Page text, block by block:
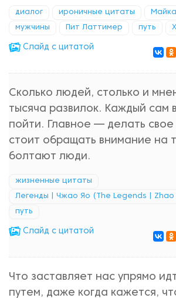
диалог ироничные цитаты
мужчины Пит Латтимер путь
Cлайд с цитатой
Сколько людей, столько и
тысяча развилок. Каждый сам
пойти. Главное — делать
стоит обращать внимание на
болтают люди.
жизненные цитаты
Легенды | Чжао Яо (The Legends | Zhao
путь
Cлайд с цитатой
Что заставляет нас упрямо
путем, даже когда кажется,